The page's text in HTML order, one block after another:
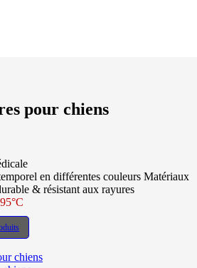
pour chiens
en différentes couleurs Matériaux
& résistant aux rayures
95°C